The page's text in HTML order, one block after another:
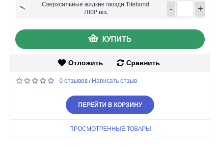
Сверхсильные жидкие гвозди Titebond
780₽ шт. - +
КУПИТЬ
Отложить Сравнить
0 отзывов / Написать отзыв
ПЕРЕЙТИ В КОРЗИНУ
ПРОСМОТРЕННЫЕ ТОВАРЫ